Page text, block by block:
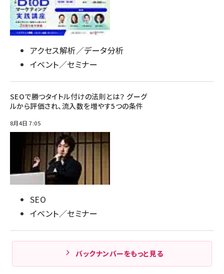
アクセス解析／データ分析
イベント／セミナー
SEOで勝つタイトル付けの法則とは？ グーグ
ルから評価され、流入数を増やす5つの条件
8月4日 7:05
SEO
イベント／セミナー
バックナンバーをもっと見る